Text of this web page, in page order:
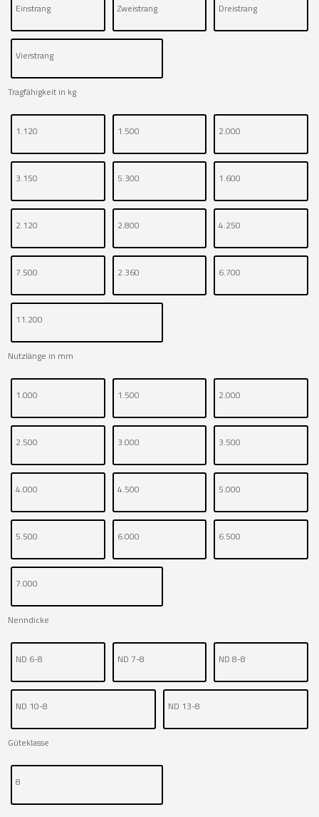
Einstrang Zweistrang Dreistrang
Vierstrang
Tragfähigkeit in kg
1.120 1.500 2.000
3.150 5.300 1.600
2.120 2.800 4.250
7.500 2.360 6.700
11.200
Nutzlänge in mm
1.000 1.500 2.000
2.500 3.000 3.500
4.000 4.500 5.000
5.500 6.000 6.500
7.000
Nenndicke
ND 6-8 ND 7-8 ND 8-8
ND 10-8 ND 13-8
Güteklasse
8